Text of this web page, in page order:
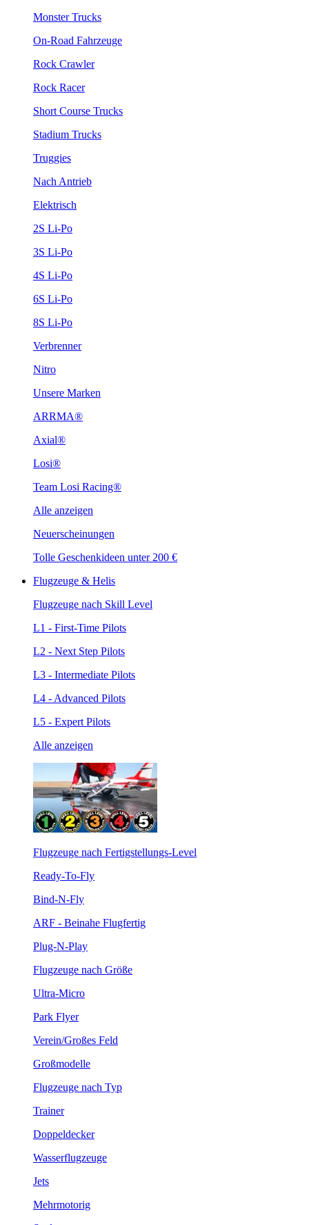
Monster Trucks
On-Road Fahrzeuge
Rock Crawler
Rock Racer
Short Course Trucks
Stadium Trucks
Truggies
Nach Antrieb
Elektrisch
2S Li-Po
3S Li-Po
4S Li-Po
6S Li-Po
8S Li-Po
Verbrenner
Nitro
Unsere Marken
ARRMA®
Axial®
Losi®
Team Losi Racing®
Alle anzeigen
Neuerscheinungen
Tolle Geschenkideen unter 200 €
Flugzeuge & Helis
Flugzeuge nach Skill Level
L1 - First-Time Pilots
L2 - Next Step Pilots
L3 - Intermediate Pilots
L4 - Advanced Pilots
L5 - Expert Pilots
Alle anzeigen
Flugzeuge nach Fertigstellungs-Level
Ready-To-Fly
Bind-N-Fly
ARF - Beinahe Flugfertig
Plug-N-Play
Flugzeuge nach Größe
Ultra-Micro
Park Flyer
Verein/Großes Feld
Großmodelle
Flugzeuge nach Typ
Trainer
Doppeldecker
Wasserflugzeuge
Jets
Mehrmotorig